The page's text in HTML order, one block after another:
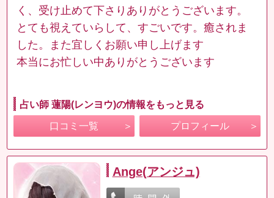
く、受け止めて下さりありがとうございます。
とても視えていらして、すごいです。癒されま
した。また宜しくお願い申し上げます
本当にお忙しい中ありがとうございます
占い師 蓮陽(レンヨウ)の情報をもっと見る
口コミ一覧 プロフィール
Ange(アンジュ)